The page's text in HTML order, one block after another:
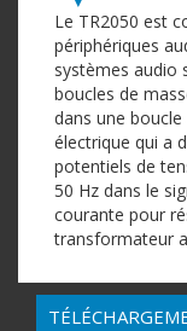
Le TR2050 est
périphériques
systèmes audio
boucles de
dans une
électrique qui a
potentiels de
50 Hz dans le
courante pour
transformateur